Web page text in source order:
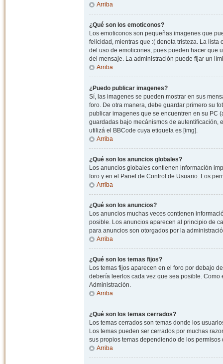
Arriba
¿Qué son los emoticonos?
Los emoticonos son pequeñas imagenes que
felicidad, mientras que :( denota tristeza. La
del uso de emoticones, pues pueden hacer que
del mensaje. La administración puede fijar un
Arriba
¿Puedo publicar imagenes?
Sí, las imagenes se pueden mostrar en sus
foro. De otra manera, debe guardar primero su
publicar imagenes que se encuentren en su PC
guardadas bajo mecánismos de autentificación,
utilizá el BBCode cuya etiqueta es [img].
Arriba
¿Qué son los anuncios globales?
Los anuncios globales contienen información
foro y en el Panel de Control de Usuario. Los
Arriba
¿Qué son los anuncios?
Los anuncios muchas veces contienen
posible. Los anuncios aparecen al principio de
para anuncios son otorgados por la
Arriba
¿Qué son los temas fijos?
Los temas fijos aparecen en el foro por debajo
debería leerlos cada vez que sea posible.
Administración.
Arriba
¿Qué son los temas cerrados?
Los temas cerrados son temas donde los
Los temas pueden ser cerrados por muchas
sus propios temas dependiendo de los
Arriba